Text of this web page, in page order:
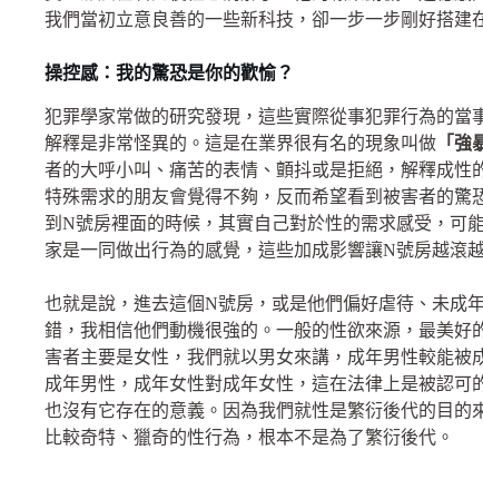
我們當初立意良善的一些新科技，卻一步一步剛好搭建
操控感：我的驚恐是你的歡愉？
犯罪學家常做的研究發現，這些實際從事犯罪行為的
解釋是非常怪異的。這是在業界很有名的現象叫做 「強
者的大呼小叫、痛苦的表情、顫抖或是拒絕，解釋成
特殊需求的朋友會覺得不夠，反而希望看到被害者的
到 N號房裡面的時候，其實自己對於性的需求感受，可
家是一同做出行為的感覺，這些加成影響讓N號房越滾
也就是說，進去這個N號房，或是他們偏好虐待、未成
錯，我相信他們動機很強的。一般的性欲來源，最美
害者主要是女性，我們就以男女來講，成年男性較能
成年男性，成年女性對成年女性，這在法律上是被認
也沒有它存在的意義。因為我們就性是繁衍後代的目
比較奇特、獵奇的性行為，根本不是為了繁衍後代。